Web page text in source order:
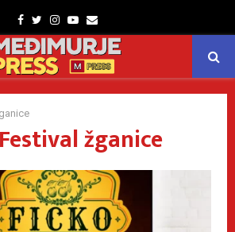
Facebook
TwitterInstagram
Youtube
Email
žganice